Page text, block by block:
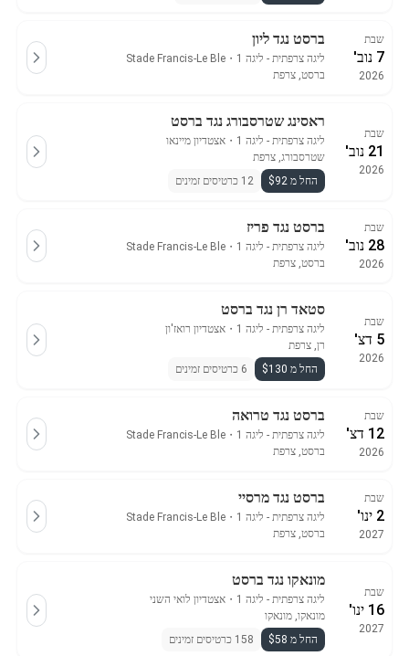
שבת
7 נוב'
2026
ברסט נגד ליון
ליגה צרפתית - ליגה 1 ・
Stade Francis-Le Ble
ברסט, צרפת
שבת
21 נוב'
2026
ראסינג שטרסבורג נגד ברסט
ליגה צרפתית - ליגה 1 ・ אצטדיון מיינאו
שטרסבורג, צרפת
החל מ $92
12 כרטיסים זמינים
שבת
28 נוב'
2026
ברסט נגד פריז
ליגה צרפתית - ליגה 1 ・
Stade Francis-Le Ble
ברסט, צרפת
שבת
5 דצ'
2026
סטאד רן נגד ברסט
ליגה צרפתית - ליגה 1 ・ אצטדיון רואז'ון
רן, צרפת
החל מ $130
6 כרטיסים זמינים
שבת
12 דצ'
2026
ברסט נגד טרואה
ליגה צרפתית - ליגה 1 ・
Stade Francis-Le Ble
ברסט, צרפת
שבת
2 ינו'
2027
ברסט נגד מרסיי
ליגה צרפתית - ליגה 1 ・
Stade Francis-Le Ble
ברסט, צרפת
שבת
16 ינו'
2027
מונאקו נגד ברסט
ליגה צרפתית - ליגה 1 ・ אצטדיון לואי השני
מונאקו, מונאקו
החל מ $58
158 כרטיסים זמינים